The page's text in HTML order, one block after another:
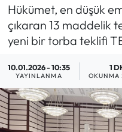
Hükümet, en düşük
çıkaran 13 maddelik
yeni bir torba teklifi
10.01.2026 - 10:35
YAYINLANMA
1
OKUNMA
İş Fırsatları
Yargı Kararları
Araştırma-Rapor